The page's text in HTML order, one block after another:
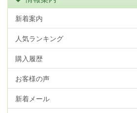
新着案内
人気ランキング
購入履歴
お客様の声
新着メール